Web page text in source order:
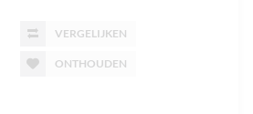
VERGELIJKEN
ONTHOUDEN